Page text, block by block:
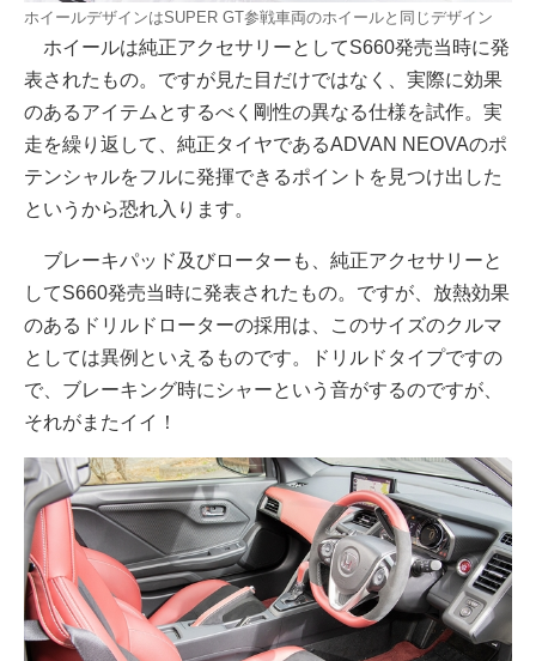
ホイールデザインはSUPER GT参戦車両のホイールと同じデザイン
ホイールは純正アクセサリーとしてS660発売当時に発
表されたもの。ですが見た目だけではなく、実際に効果
のあるアイテムとするべく剛性の異なる仕様を試作。実
走を繰り返して、純正タイヤであるADVAN NEOVAのポ
テンシャルをフルに発揮できるポイントを見つけ出した
というから恐れ入ります。
ブレーキパッド及びローターも、純正アクセサリーと
してS660発売当時に発表されたもの。ですが、放熱効果
のあるドリルドローターの採用は、このサイズのクルマ
としては異例といえるものです。ドリルドタイプですの
で、ブレーキング時にシャーという音がするのですが、
それがまたイイ！